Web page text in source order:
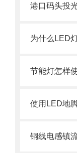
为什么LED
节能灯怎样
使用LED地
铜线电感镇